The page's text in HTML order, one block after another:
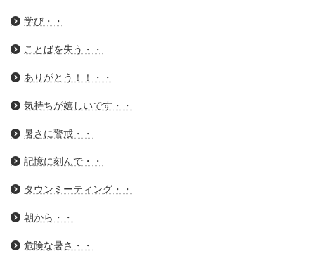
学び・・
ことばを失う・・
ありがとう！！・・
気持ちが嬉しいです・・
暑さに警戒・・
記憶に刻んで・・
タウンミーティング・・
朝から・・
危険な暑さ・・